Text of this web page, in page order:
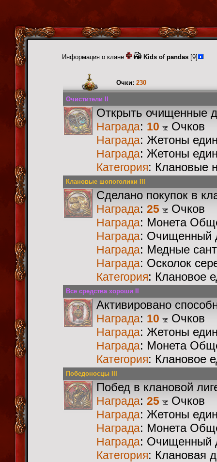
Информация о клане Kids of pandas [9]
Очки: 230
Очистители II
Открыть очищенные
Награда: 10 Очков
Награда: Жетоны
Награда: Жетоны
Категория: Клановые
Клановые шопоголики III
Сделано покупок в
Награда: 25 Очков
Награда: Монета
Награда: Очищенный
Награда: Медные
Награда: Осколок
Категория: Клановое
Все средства хороши II
Активировано
Награда: 10 Очков
Награда: Жетоны
Награда: Монета
Категория: Клановое
Победоносцы III
Побед в клановой
Награда: 25 Очков
Награда: Жетоны
Награда: Монета
Награда: Очищенный
Категория: Клановая